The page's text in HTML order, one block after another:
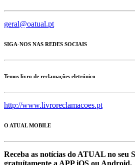
geral@oatual.pt
SIGA-NOS NAS REDES SOCIAIS
Temos livro de reclamações eletrónico
http://www.livroreclamacoes.pt
O ATUAL MOBILE
Receba as notícias do ATUAL no seu